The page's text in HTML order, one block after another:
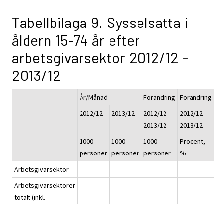
Tabellbilaga 9. Sysselsatta i
åldern 15-74 år efter
arbetsgivarsektor 2012/12 -
2013/12
År/Månad Förändring Förändring
2012/12
2013/12
2012/12 -
2013/12
2012/12 -
2013/12
1000
personer
1000
personer
1000
personer
Procent,
%
Arbetsgivarsektor
Arbetsgivarsektorer
totalt (inkl.